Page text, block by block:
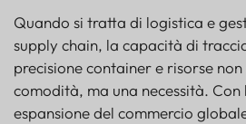
PORTALE
TRACKER
FARO
SENSORE
Quando si tratta di logistica e
supply chain, la capacità di
precisione container e risorse non
comodità, ma una necessità. Con
espansione del commercio